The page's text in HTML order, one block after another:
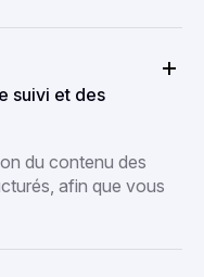
suivi et des
du contenu des
afin que vous